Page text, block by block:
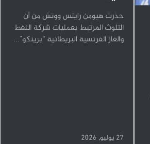
حذرت هيومن رايتس ووتش من أن
التلوث المرتبط بعمليات شركة النفط
والغاز الفرنسية البريطانية “برينكو”...
27 يوليو, 2026